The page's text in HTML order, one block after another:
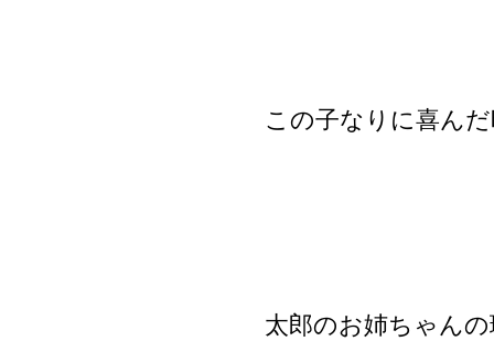
この子なりに喜ん
太郎のお姉ちゃん